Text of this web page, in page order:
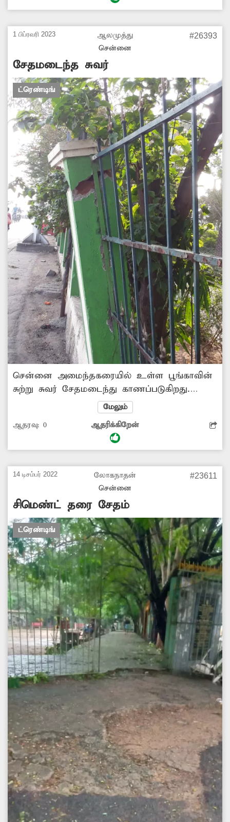
அங்கு இருக்கும் மின்கம்பங்ளும் பாதுகாப்பாற்ற
செய்ய மாநகராட்சி துறை அதிகாரிகள்
நடவடிக்கை எடுப்பார்களா?
1 பிப்ரவரி 2023
ஆலமுத்து
சென்னை
#26393
சேதமடைந்த சுவர்
ட்ரெண்டிங்
சென்னை அமைந்தகரையில் உள்ள பூங்காவின்
சுற்று சுவர் சேதமடைந்து காணப்படுகிறது.
இதனால் பூங்காவிற்கு வரும் குழந்தைகள் மீது
சுவர் இடிந்து விழும் அபாயம் உள்ளது. எனவே
அசம்பவிதம் ஏற்படும் முன்பு பூங்காவை சரி
செய்ய மாநகராட்சி நிர்வாகம் வழி செய்ய
மேலும்
ஆதரவு: 0 ஆதரிக்கிறேன்
14 டிசம்பர் 2022
லோகநாதன்
சென்னை
#23611
சிமெண்ட் தரை சேதம்
ட்ரெண்டிங்